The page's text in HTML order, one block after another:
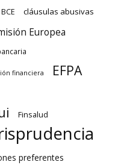
BCE cláusulas abusivas
Europea
financiera EFPA
Finsalud
preferentes